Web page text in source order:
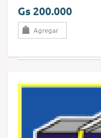
Gs 200.000
Agregar